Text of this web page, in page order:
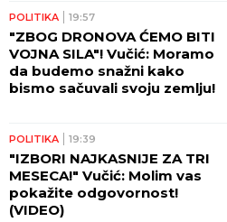
POLITIKA 19:57
"ZBOG DRONOVA ĆEMO BITI
VOJNA SILA"! Vučić: Moramo
da budemo snažni kako
bismo sačuvali svoju zemlju!
POLITIKA 19:39
"IZBORI NAJKASNIJE ZA TRI
MESECA!" Vučić: Molim vas
pokažite odgovornost!
(VIDEO)